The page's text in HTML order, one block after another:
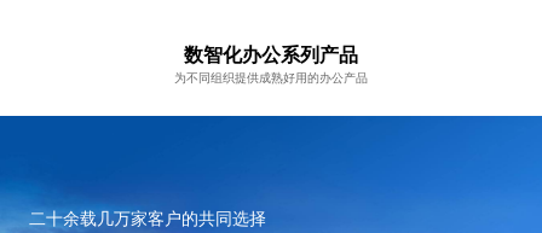
数智化办公系列产品
为不同组织提供成熟好用的办公产品
二十余载几万家客户的共同选择